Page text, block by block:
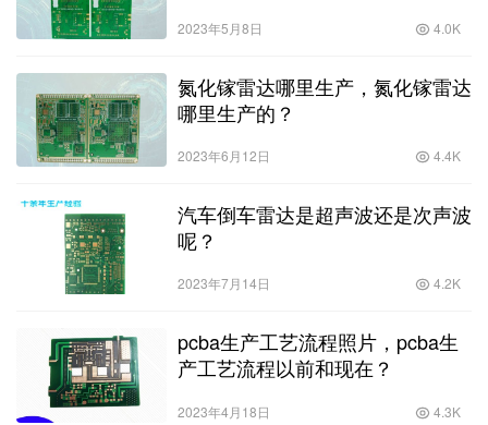
2023年5月8日 4.0K
氮化镓雷达哪里生产，氮化镓雷达
哪里生产的？
2023年6月12日 4.4K
汽车倒车雷达是超声波还是次声波
呢？
2023年7月14日 4.2K
pcba生产工艺流程照片，pcba生
产工艺流程以前和现在？
2023年4月18日 4.3K